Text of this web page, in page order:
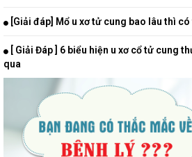
[Giải đáp] Mổ u xơ tử cung bao lâu thì
[ Giải Đáp ] 6 biểu hiện u xơ cổ tử cung
qua